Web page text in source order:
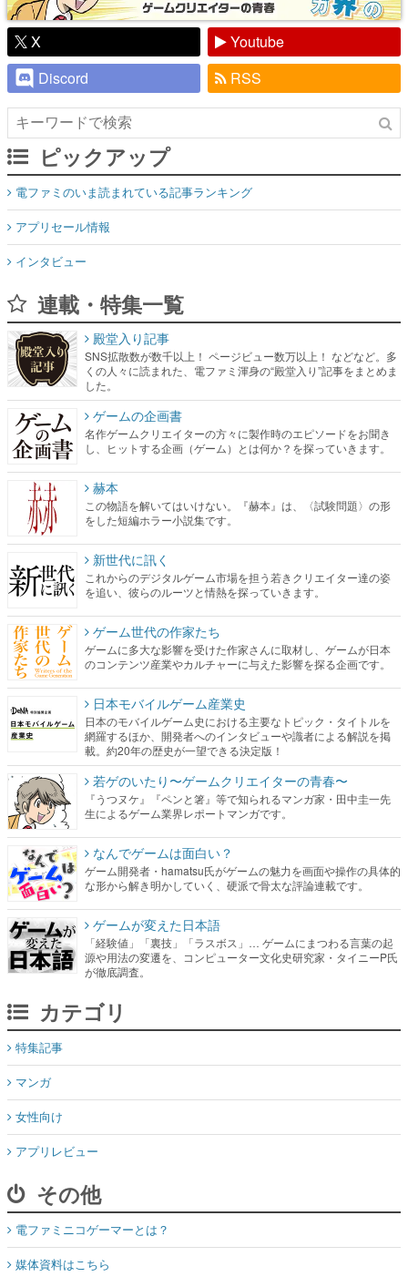
X
Youtube
Discord
RSS
ピックアップ
電ファミのいま読まれている記事ランキング
アプリセール情報
インタビュー
連載・特集一覧
殿堂入り記事
SNS拡散数が数千以上！ ページビュー数万以上！ などなど。多
くの人々に読まれた、電ファミ渾身の“殿堂入り”記事をまとめま
した。
ゲームの企画書
名作ゲームクリエイターの方々に製作時のエピソードをお聞き
し、ヒットする企画（ゲーム）とは何か？を探っていきます。
赫本
この物語を解いてはいけない。『赫本』は、〈試験問題〉の形
をした短編ホラー小説集です。
新世代に訊く
これからのデジタルゲーム市場を担う若きクリエイター達の姿
を追い、彼らのルーツと情熱を探っていきます。
ゲーム世代の作家たち
ゲームに多大な影響を受けた作家さんに取材し、ゲームが日本
のコンテンツ産業やカルチャーに与えた影響を探る企画です。
日本モバイルゲーム産業史
日本のモバイルゲーム史における主要なトピック・タイトルを
網羅するほか、開発者へのインタビューや識者による解説を掲
載。約20年の歴史が一望できる決定版！
若ゲのいたり〜ゲームクリエイターの青春〜
『うつヌケ』『ペンと箸』等で知られるマンガ家・田中圭一先
生によるゲーム業界レポートマンガです。
なんでゲームは面白い？
ゲーム開発者・hamatsu氏がゲームの魅力を画面や操作の具体的
な形から解き明かしていく、硬派で骨太な評論連載です。
ゲームが変えた日本語
「経験値」「裏技」「ラスボス」… ゲームにまつわる言葉の起
源や用法の変遷を、コンピューター文化史研究家・タイニーP氏
が徹底調査。
カテゴリ
特集記事
マンガ
女性向け
アプリレビュー
その他
電ファミニコゲーマーとは？
媒体資料はこちら